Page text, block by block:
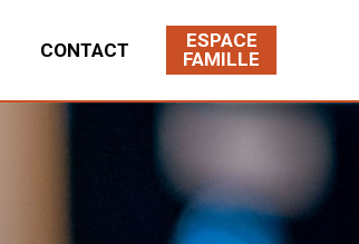
CONTACT
ESPACE
FAMILLE